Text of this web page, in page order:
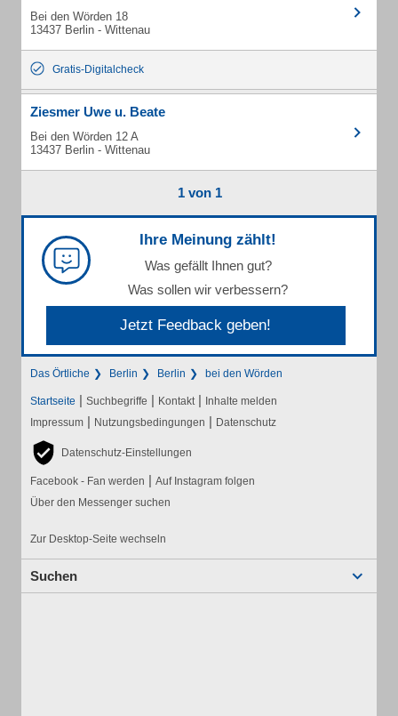
Bei den Wörden 18
13437 Berlin - Wittenau
Gratis-Digitalcheck
Ziesmer Uwe u. Beate
Bei den Wörden 12 A
13437 Berlin - Wittenau
1 von 1
Ihre Meinung zählt!
Was gefällt Ihnen gut?
Was sollen wir verbessern?
Jetzt Feedback geben!
Das Örtliche Berlin Berlin bei den Wörden
Startseite | Suchbegriffe | Kontakt | Inhalte melden
Impressum | Nutzungsbedingungen | Datenschutz
Datenschutz-Einstellungen
Facebook - Fan werden | Auf Instagram folgen
Über den Messenger suchen
Zur Desktop-Seite wechseln
Suchen